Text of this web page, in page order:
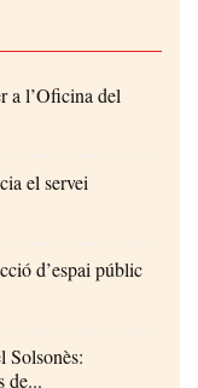
a l’Oficina del
el servei
d’espai públic
Solsonès:
de...